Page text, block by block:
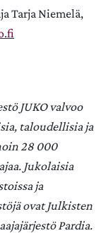
Tarja Niemelä,
JUKO valvoo
taloudellisia ja
28 000
Jukolaisia
ja
ovat Julkisten
Pardia.